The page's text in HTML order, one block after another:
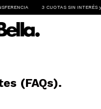
3 CUOTAS SIN INTERÉS y 6
(FAQs).